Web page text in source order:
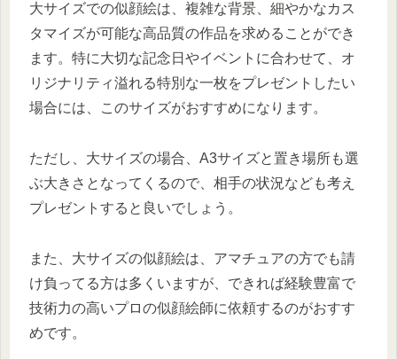
大サイズでの似顔絵は、複雑な背景、細やかなカス
タマイズが可能な高品質の作品を求めることができ
ます。特に大切な記念日やイベントに合わせて、オ
リジナリティ溢れる特別な一枚をプレゼントしたい
場合には、このサイズがおすすめになります。
ただし、大サイズの場合、A3サイズと置き場所も選
ぶ大きさとなってくるので、相手の状況なども考え
プレゼントすると良いでしょう。
また、大サイズの似顔絵は、アマチュアの方でも請
け負ってる方は多くいますが、できれば経験豊富で
技術力の高いプロの似顔絵師に依頼するのがおすす
めです。